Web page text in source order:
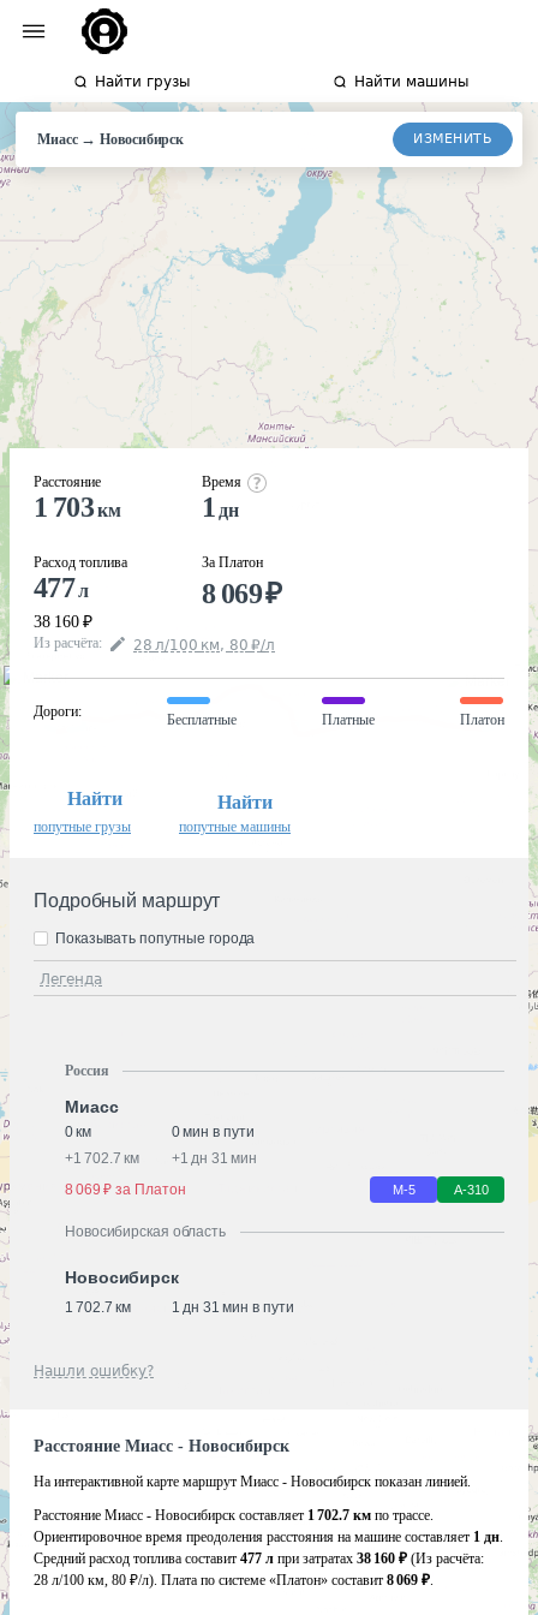
Найти грузы Найти машины
Миасс→Новосибирск ИЗМЕНИТЬ
Расстояние
1 703км
Расход топлива
477л
38 160 ₽
Время
1 дн
За Платон
8 069₽
Из расчёта: 28 л/100 км, 80 ₽/л
Дороги:
Бесплатные Платные Платон
Найти
попутные грузы
Найти
попутные машины
Подробный маршрут
Легенда
Показывать попутные города
Россия
Миасс
0 км
0 мин в пути
+1 702.7 км +1 дн 31 мин
8 069 ₽ за Платон
М-5 А-310
Новосибирская область
Новосибирск
1 702.7 км 1 дн 31 мин в пути
Нашли ошибку?
Расстояние Миасс - Новосибирск
На интерактивной карте маршрут Миасс - Новосибирск показан линией.
Расстояние Миасс - Новосибирск составляет 1 702.7 км по трассе.
Ориентировочное время преодоления расстояния на машине составляет 1 дн.
Средний расход топлива составит 477 л при затратах 38 160 ₽ (Из расчёта:
28 л/100 км, 80 ₽/л). Плата по системе «Платон» составит 8 069 ₽.